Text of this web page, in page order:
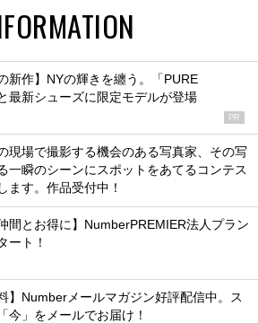
新作】NYの輝きを纏う。「PURE
最新シューズに限定モデルが登場
PR
現場で撮影する機会のある写真家、その写
一瞬のシーンにスポットをあてるコンテス
ます。作品受付中！
間とお得に】NumberPREMIER法人プラン
ート！
】Numberメールマガジン好評配信中。ス
今」をメールでお届け！